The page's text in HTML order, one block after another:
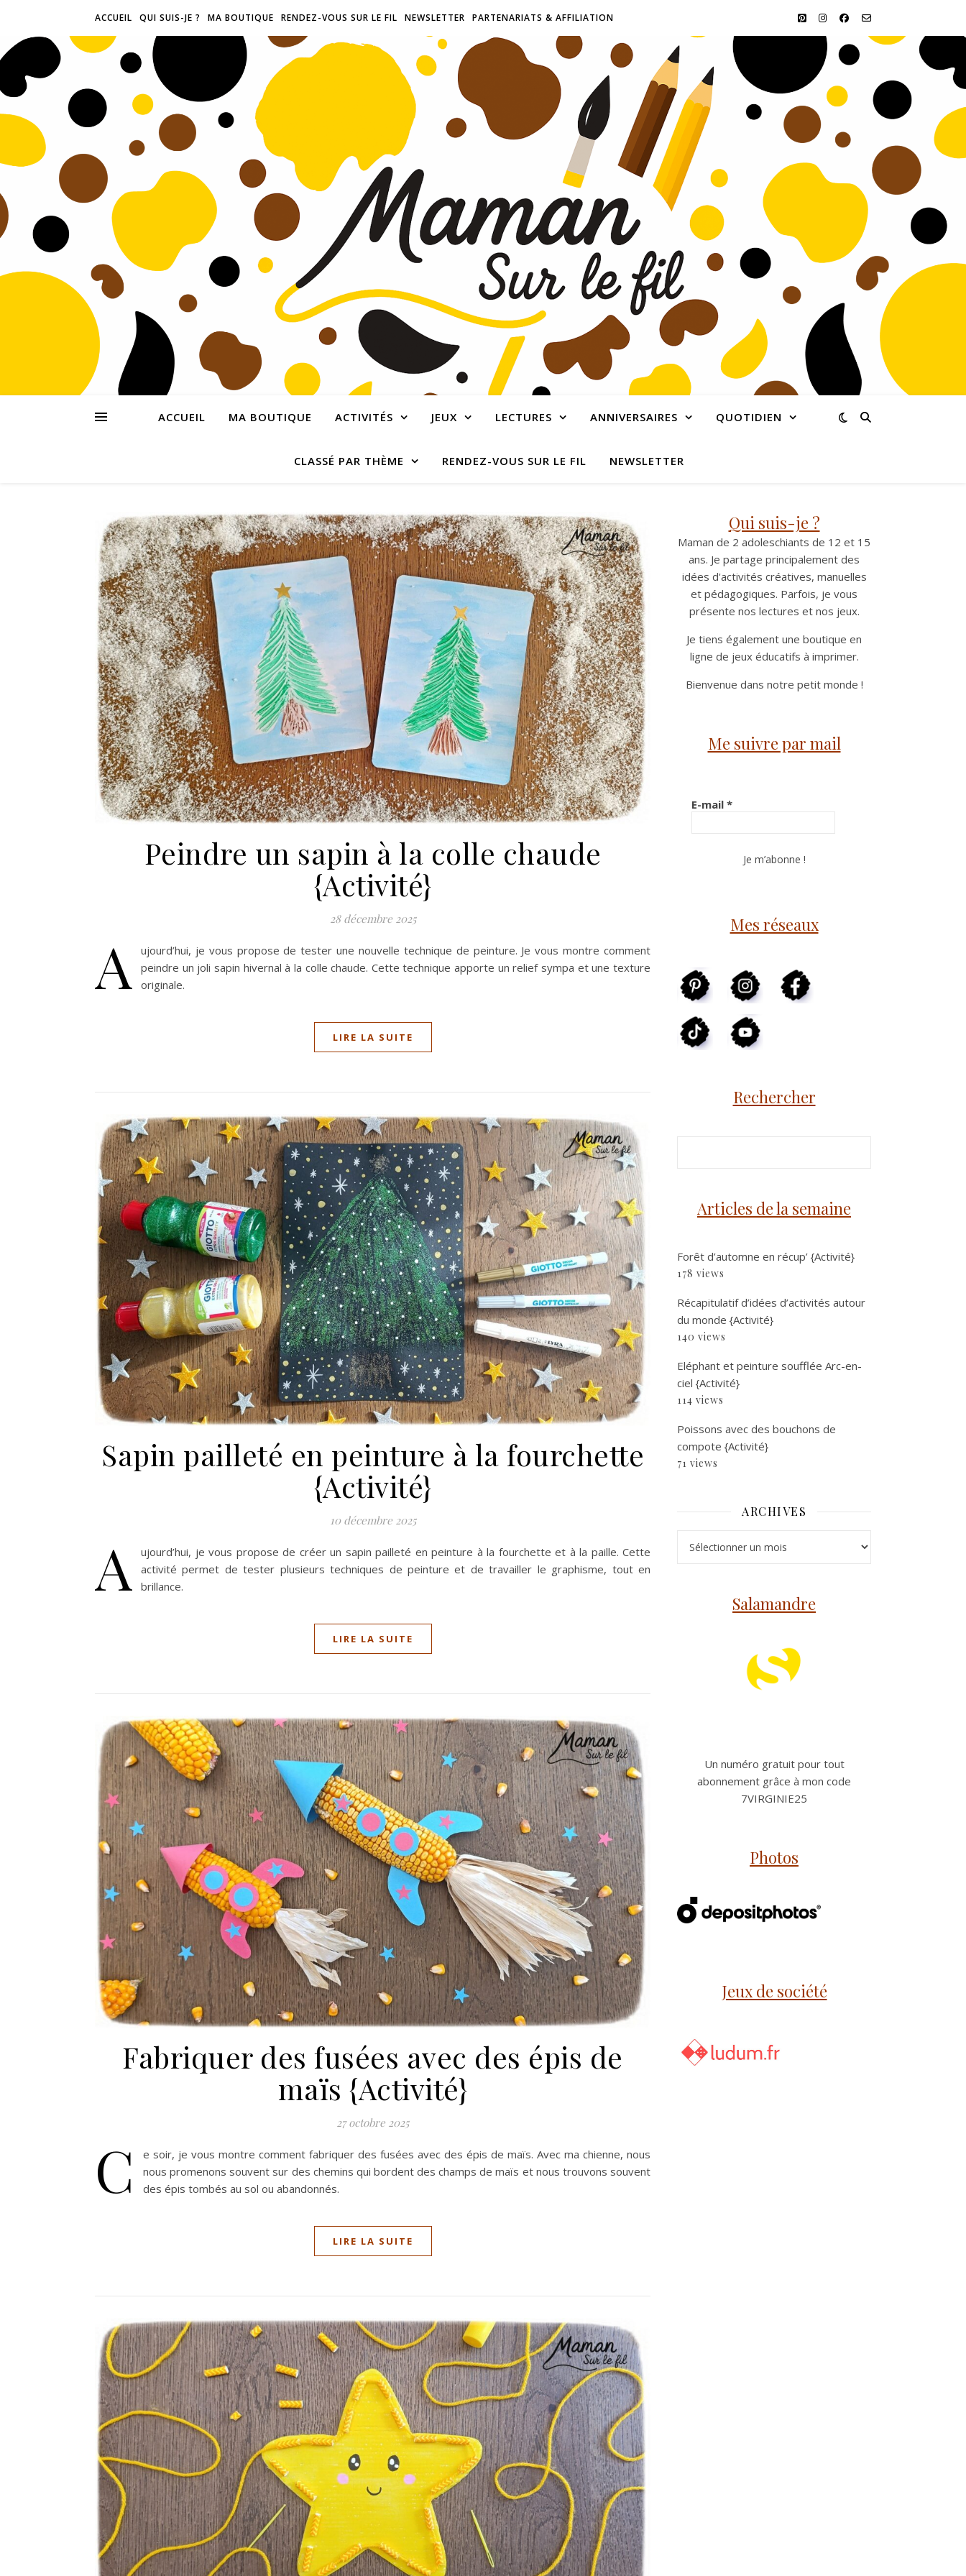
ACCUEIL QUI SUIS-JE ? MA BOUTIQUE RENDEZ-VOUS SUR LE FIL NEWSLETTER PARTENARIATS & AFFILIATION
ACCUEIL MA BOUTIQUE ACTIVITÉS JEUX LECTURES ANNIVERSAIRES QUOTIDIEN
CLASSÉ PAR THÈME RENDEZ-VOUS SUR LE FIL NEWSLETTER
Peindre un sapin à la colle chaude
{Activité}
28 décembre 2025
A
ujourd’hui, je vous propose de tester une nouvelle technique de peinture. Je vous montre comment
peindre un joli sapin hivernal à la colle chaude. Cette technique apporte un relief sympa et une texture
originale.
LIRE LA SUITE
Sapin pailleté en peinture à la fourchette
{Activité}
10 décembre 2025
A
ujourd’hui, je vous propose de créer un sapin pailleté en peinture à la fourchette et à la paille. Cette
activité permet de tester plusieurs techniques de peinture et de travailler le graphisme, tout en
brillance.
LIRE LA SUITE
Fabriquer des fusées avec des épis de
maïs {Activité}
27 octobre 2025
C
e soir, je vous montre comment fabriquer des fusées avec des épis de maïs. Avec ma chienne, nous
nous promenons souvent sur des chemins qui bordent des champs de maïs et nous trouvons souvent
des épis tombés au sol ou abandonnés.
LIRE LA SUITE
Qui suis-je ?
Maman de 2 adoleschiants de 12 et 15
ans. Je partage principalement des
idées d'activités créatives, manuelles
et pédagogiques. Parfois, je vous
présente nos lectures et nos jeux.
Je tiens également une boutique en
ligne de jeux éducatifs à imprimer.
Bienvenue dans notre petit monde !
Me suivre par mail
E-mail *
Mes réseaux
Rechercher
Articles de la semaine
Forêt d’automne en récup’ {Activité}
178 views
Récapitulatif d’idées d’activités autour
du monde {Activité}
140 views
Eléphant et peinture soufflée Arc-en-
ciel {Activité}
114 views
Poissons avec des bouchons de
compote {Activité}
71 views
ARCHIVES
Salamandre
Un numéro gratuit pour tout
abonnement grâce à mon code
7VIRGINIE25
Photos
Jeux de société